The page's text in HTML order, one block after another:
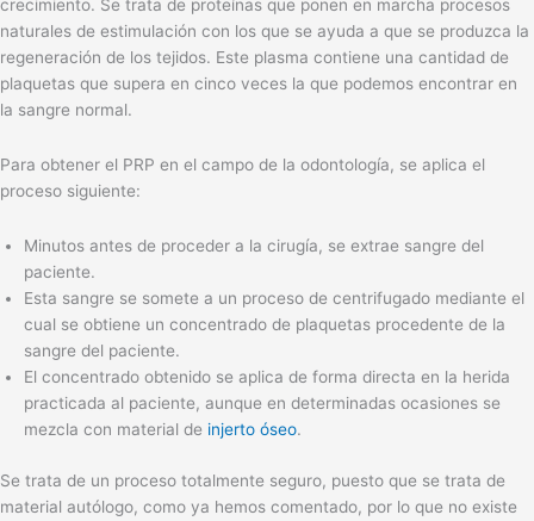
crecimiento. Se trata de proteínas que ponen en marcha procesos
naturales de estimulación con los que se ayuda a que se produzca la
regeneración de los tejidos. Este plasma contiene una cantidad de
plaquetas que supera en cinco veces la que podemos encontrar en
la sangre normal.
Para obtener el PRP en el campo de la odontología, se aplica el
proceso siguiente:
Minutos antes de proceder a la cirugía, se extrae sangre del
paciente.
Esta sangre se somete a un proceso de centrifugado mediante el
cual se obtiene un concentrado de plaquetas procedente de la
sangre del paciente.
El concentrado obtenido se aplica de forma directa en la herida
practicada al paciente, aunque en determinadas ocasiones se
mezcla con material de injerto óseo.
Se trata de un proceso totalmente seguro, puesto que se trata de
material autólogo, como ya hemos comentado, por lo que no existe